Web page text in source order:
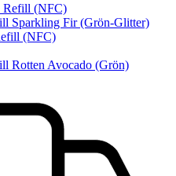
Refill (NFC)
Sparkling Fir (Grön-Glitter)
(NFC)
Rotten Avocado (Grön)